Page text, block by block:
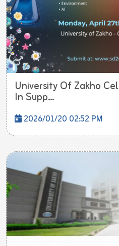
University Of Zakho
In Supp...
2026/01/20 02:52 PM